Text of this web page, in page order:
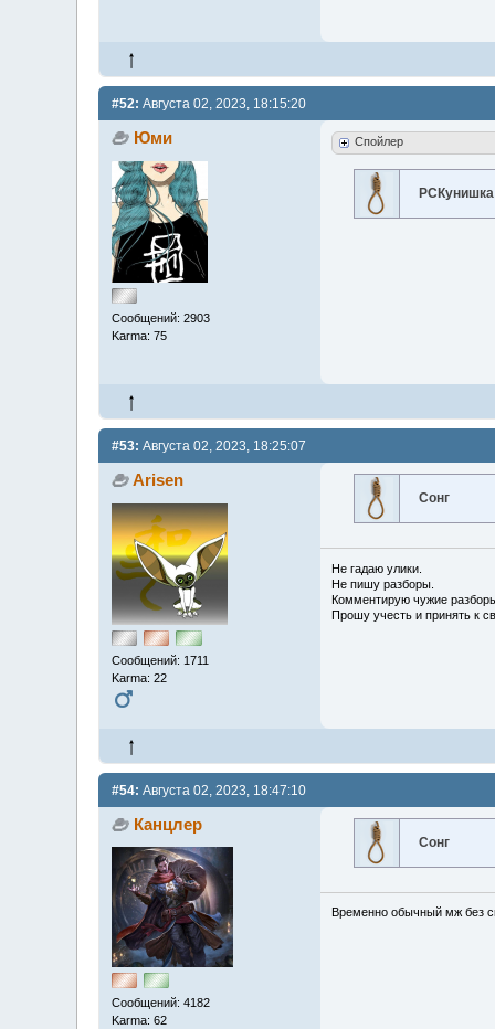
#52: Августа 02, 2023, 18:15:20
Юми
Сообщений: 2903
Karma: 75
Спойлер
РСКунишка
#53: Августа 02, 2023, 18:25:07
Arisen
Сообщений: 1711
Karma: 22
Сонг
Не гадаю улики.
Не пишу разборы.
Комментирую чужие
Прошу учесть и принять к
#54: Августа 02, 2023, 18:47:10
Канцлер
Сообщений: 4182
Karma: 62
Сонг
Временно обычный мж без